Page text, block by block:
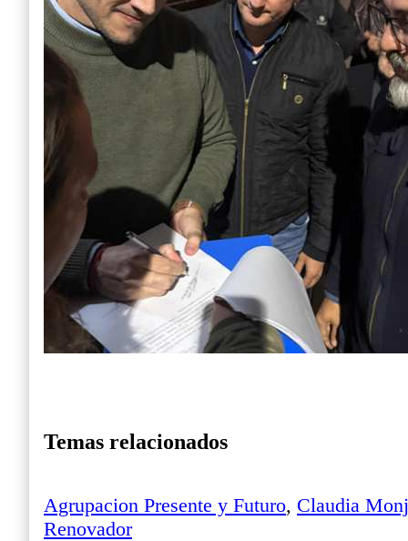
Temas relacionados
Agrupacion Presente y Futuro, Claudia
Renovador